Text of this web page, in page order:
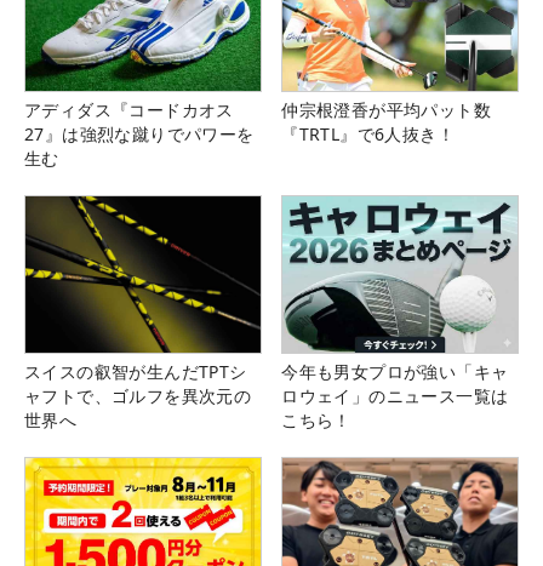
アディダス『コードカオス
27』は強烈な蹴りでパワーを
生む
仲宗根澄香が平均パット数
『TRTL』で6人抜き！
スイスの叡智が生んだTPTシ
ャフトで、ゴルフを異次元の
世界へ
今年も男女プロが強い「キャ
ロウェイ」のニュース一覧は
こちら！